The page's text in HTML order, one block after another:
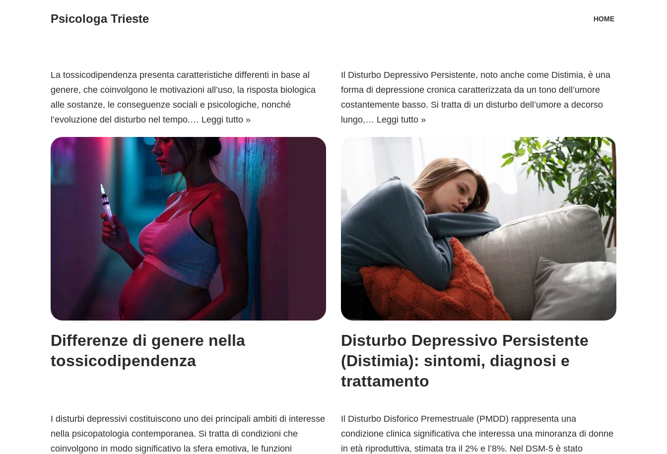
Psicologa Trieste HOME
La tossicodipendenza presenta caratteristiche differenti in base al
genere, che coinvolgono le motivazioni all’uso, la risposta biologica
alle sostanze, le conseguenze sociali e psicologiche, nonché
l’evoluzione del disturbo nel tempo.… Leggi tutto »
Differenze di genere nella
tossicodipendenza
Il Disturbo Depressivo Persistente, noto anche come Distimia, è una
forma di depressione cronica caratterizzata da un tono dell’umore
costantemente basso. Si tratta di un disturbo dell’umore a decorso
lungo,… Leggi tutto »
Disturbo Depressivo Persistente
(Distimia): sintomi, diagnosi e
trattamento
I disturbi depressivi costituiscono uno dei principali ambiti di interesse
nella psicopatologia contemporanea. Si tratta di condizioni che
coinvolgono in modo significativo la sfera emotiva, le funzioni
Il Disturbo Disforico Premestruale (PMDD) rappresenta una
condizione clinica significativa che interessa una minoranza di donne
in età riproduttiva, stimata tra il 2% e l’8%. Nel DSM-5 è stato